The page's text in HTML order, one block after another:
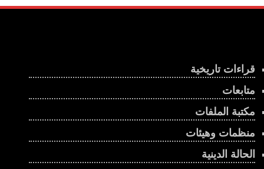
قراءات تاريخية
متابعات
مكتبة الملفات
منظمات وهيئات
الحالة الدينية